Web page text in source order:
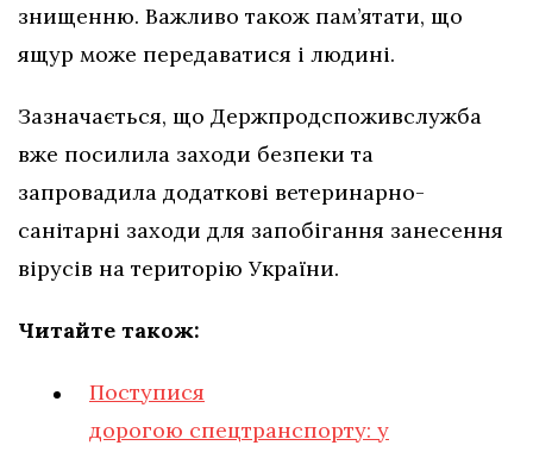
знищенню. Важливо також пам’ятати, що
ящур може передаватися і людині.
Зазначається, що Держпродспоживслужба
вже посилила заходи безпеки та
запровадила додаткові ветеринарно-
санітарні заходи для запобігання занесення
вірусів на територію України.
Читайте також:
Поступися
дорогою спецтранспорту: у